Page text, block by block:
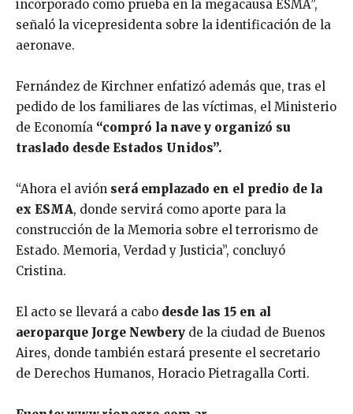
incorporado como prueba en la megacausa ESMA”,
señaló la vicepresidenta sobre la identificación de la
aeronave.
Fernández de Kirchner enfatizó además que, tras el
pedido de los familiares de las víctimas, el Ministerio
de Economía “compró la nave y organizó su
traslado desde Estados Unidos”.
“Ahora el avión será emplazado en el predio de la
ex ESMA, donde servirá como aporte para la
construcción de la Memoria sobre el terrorismo de
Estado. Memoria, Verdad y Justicia”, concluyó
Cristina.
El acto se llevará a cabo desde las 15 en al
aeroparque Jorge Newbery de la ciudad de Buenos
Aires, donde también estará presente el secretario
de Derechos Humanos, Horacio Pietragalla Corti.